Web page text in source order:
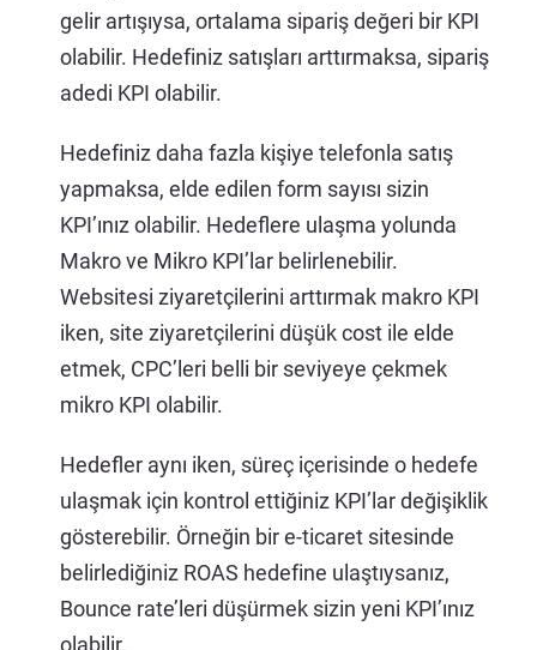
gelir artışıysa, ortalama sipariş değeri bir KPI
olabilir. Hedefiniz satışları arttırmaksa, sipariş
adedi KPI olabilir.
Hedefiniz daha fazla kişiye telefonla satış
yapmaksa, elde edilen form sayısı sizin
KPI’ınız olabilir. Hedeflere ulaşma yolunda
Makro ve Mikro KPI’lar belirlenebilir.
Websitesi ziyaretçilerini arttırmak makro KPI
iken, site ziyaretçilerini düşük cost ile elde
etmek, CPC’leri belli bir seviyeye çekmek
mikro KPI olabilir.
Hedefler aynı iken, süreç içerisinde o hedefe
ulaşmak için kontrol ettiğiniz KPI’lar değişiklik
gösterebilir. Örneğin bir e-ticaret sitesinde
belirlediğiniz ROAS hedefine ulaştıysanız,
Bounce rate’leri düşürmek sizin yeni KPI’ınız
olabilir.